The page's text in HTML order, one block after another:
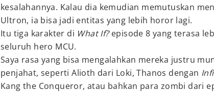
kesalahannya. Kalau dia kemudian memutuskan
Ultron, ia bisa jadi entitas yang lebih horor lagi.
Itu tiga karakter di What If?episode 8 yang terasa
seluruh hero MCU.
Saya rasa yang bisa mengalahkan mereka justru
penjahat, seperti Alioth dari Loki, Thanos dengan
Kang the Conqueror, atau bahkan para zombi dari